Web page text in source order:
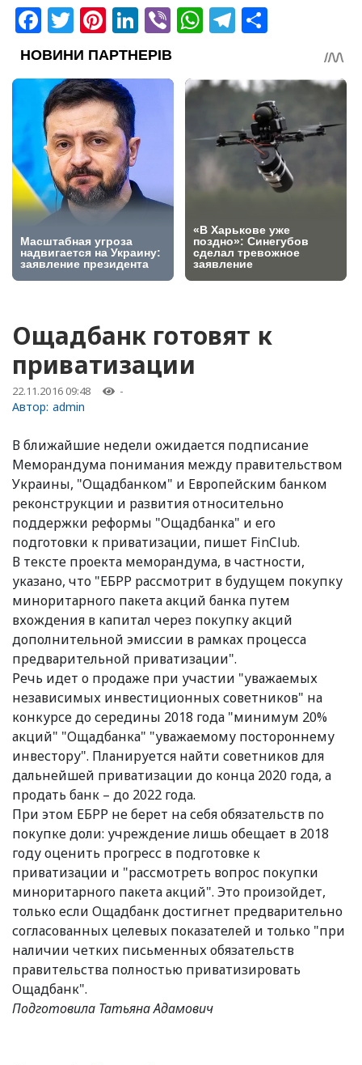
Facebook
Twitter
Pinterest
LinkedIn
ViberWhatsApp
Telegram
Ощадбанк готовят к
приватизации
22.11.2016 09:48 -
Автор: admin
В ближайшие недели ожидается подписание
Меморандума понимания между правительством
Украины, "Ощадбанком" и Европейским банком
реконструкции и развития относительно
поддержки реформы "Ощадбанка" и его
подготовки к приватизации, пишет FinClub.
В тексте проекта меморандума, в частности,
указано, что "ЕБРР рассмотрит в будущем покупку
миноритарного пакета акций банка путем
вхождения в капитал через покупку акций
дополнительной эмиссии в рамках процесса
предварительной приватизации".
Речь идет о продаже при участии "уважаемых
независимых инвестиционных советников" на
конкурсе до середины 2018 года "минимум 20%
акций" "Ощадбанка" "уважаемому постороннему
инвестору". Планируется найти советников для
дальнейшей приватизации до конца 2020 года, а
продать банк – до 2022 года.
При этом ЕБРР не берет на себя обязательств по
покупке доли: учреждение лишь обещает в 2018
году оценить прогресс в подготовке к
приватизации и "рассмотреть вопрос покупки
миноритарного пакета акций". Это произойдет,
только если Ощадбанк достигнет предварительно
согласованных целевых показателей и только "при
наличии четких письменных обязательств
правительства полностью приватизировать
Ощадбанк".
Подготовила Татьяна Адамович